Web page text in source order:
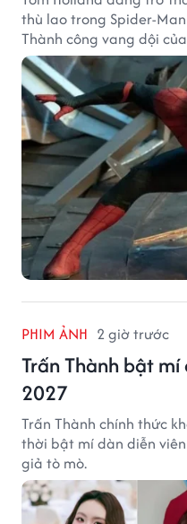
thù lao trong Spider-
Thành công vang dội
trình thăng hạng đáng
một thập kỷ gắn bó với
PHIM ẢNH 2 giờ trước
Trấn Thành bật
2027
Trấn Thành chính thức
thời bật mí dàn diễn
giả tò mò.